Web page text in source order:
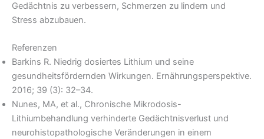
Gedächtnis zu verbessern, Schmerzen zu lindern und
Stress abzubauen.
Referenzen
Barkins R. Niedrig dosiertes Lithium und seine
gesundheitsfördernden Wirkungen. Ernährungsperspektive.
2016; 39 (3): 32–34.
Nunes, MA, et al., Chronische Mikrodosis-
Lithiumbehandlung verhinderte Gedächtnisverlust und
neurohistopathologische Veränderungen in einem